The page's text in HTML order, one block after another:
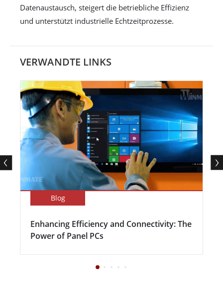
Datenaustausch, steigert die betriebliche Effizienz
und unterstützt industrielle Echtzeitprozesse.
VERWANDTE LINKS
Blog
Enhancing Efficiency and Connectivity: The
Power of Panel PCs